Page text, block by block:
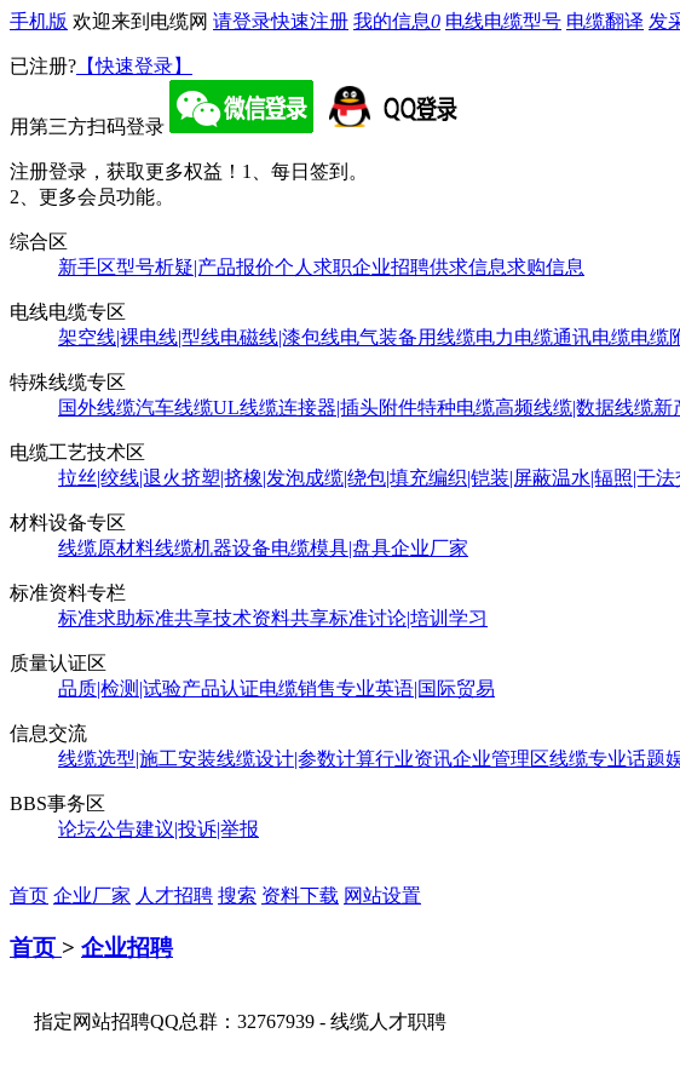
手机版 欢迎来到电缆网 请登录快速注册 我的信息0 电线电缆型号 电缆翻译 发
已注册? 【快速登录】
用第三方扫码登录
注册登录，获取更多权益！ 1、每日签到。
2、更多会员功能。
综合区
新手区型号析疑|产品报价个人求职企业招聘供求信息求购信息
电线电缆专区
架空线|裸电线|型线电磁线|漆包线电气装备用线缆电力电缆通讯电缆电缆
特殊线缆专区
国外线缆汽车线缆UL线缆连接器|插头附件特种电缆高频线缆|数据线缆新
电缆工艺技术区
拉丝|绞线|退火挤塑|挤橡|发泡成缆|绕包|填充编织|铠装|屏蔽温水|辐照|干法
材料设备专区
线缆原材料线缆机器设备电缆模具|盘具企业厂家
标准资料专栏
标准求助标准共享技术资料共享标准讨论|培训学习
质量认证区
品质|检测|试验产品认证电缆销售专业英语|国际贸易
信息交流
线缆选型|施工安装线缆设计|参数计算行业资讯企业管理区线缆专业话题
BBS事务区
论坛公告建议|投诉|举报
首页 企业厂家 人才招聘 搜索 资料下载 网站设置
首页 > 企业招聘
指定网站招聘QQ总群：32767939 - 线缆人才职聘